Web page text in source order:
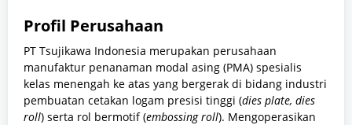
Profil Perusahaan
PT Tsujikawa Indonesia merupakan perusahaan
manufaktur penanaman modal asing (PMA) spesialis
kelas menengah ke atas yang bergerak di bidang industri
pembuatan cetakan logam presisi tinggi (dies plate, dies
roll) serta rol bermotif (embossing roll). Mengoperasikan